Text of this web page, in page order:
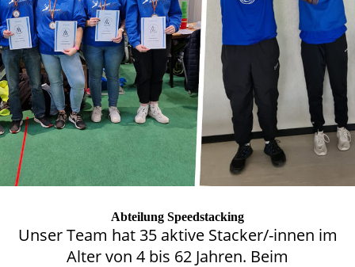
Abteilung Speedstacking
Unser Team hat 35 aktive Stacker/-innen im
Alter von 4 bis 62 Jahren. Beim